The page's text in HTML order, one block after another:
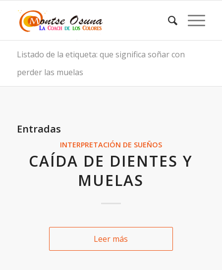
Listado de la etiqueta: que significa soñar con
perder las muelas
Entradas
INTERPRETACIÓN DE SUEÑOS
CAÍDA DE DIENTES Y
MUELAS
Leer más